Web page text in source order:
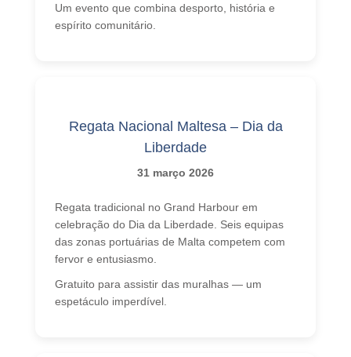
Um evento que combina desporto, história e
espírito comunitário.
Regata Nacional Maltesa – Dia da
Liberdade
31 março 2026
Regata tradicional no Grand Harbour em
celebração do Dia da Liberdade. Seis equipas
das zonas portuárias de Malta competem com
fervor e entusiasmo.
Gratuito para assistir das muralhas — um
espetáculo imperdível.